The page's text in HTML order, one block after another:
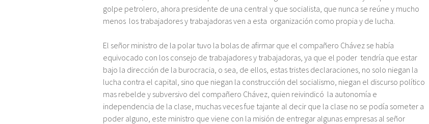
golpe petrolero, ahora presidente de una central y que socialista, que nunca se reúne y mucho
menos los trabajadores y trabajadoras ven a esta organización como propia y de lucha.
El señor ministro de la polar tuvo la bolas de afirmar que el compañero Chávez se había
equivocado con los consejo de trabajadores y trabajadoras, ya que el poder tendría que estar
bajo la dirección de la burocracia, o sea, de ellos, estas tristes declaraciones, no solo niegan la
lucha contra el capital, sino que niegan la construcción del socialismo, niegan el discurso político
mas rebelde y subversivo del compañero Chávez, quien reivindicó la autonomía e
independencia de la clase, muchas veces fue tajante al decir que la clase no se podía someter a
poder alguno, este ministro que viene con la misión de entregar algunas empresas al señor